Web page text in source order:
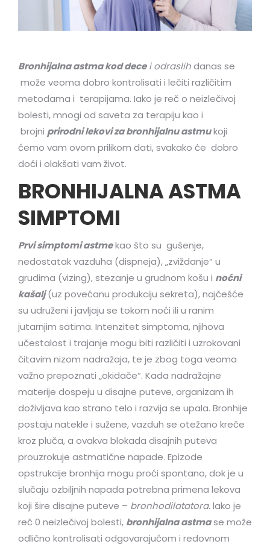
Bronhijalna astma kod decei odraslihdanas se
može veoma dobro kontrolisati i lečiti različitim
metodama i terapijama. Iako je reč o neizlečivoj
bolesti, mnogi od saveta za terapiju kao i
brojni prirodni lekovi za bronhijalnu astmukoji
ćemo vam ovom prilikom dati, svakako će dobro
doći i olakšati vam život.
BRONHIJALNA ASTMA
SIMPTOMI
Prvi simptomi astmekao što su gušenje,
nedostatak vazduha (dispneja), „zviždanje“ u
grudima (vizing), stezanje u grudnom košu i noćni
kašalj(uz povećanu produkciju sekreta), najčešće
su udruženi i javljaju se tokom noći ili u ranim
jutarnjim satima. Intenzitet simptoma, njihova
učestalost i trajanje mogu biti različiti i uzrokovani
čitavim nizom nadražaja, te je zbog toga veoma
važno prepoznati „okidače“. Kada nadražajne
materije dospeju u disajne puteve, organizam ih
doživljava kao strano telo i razvija se upala. Bronhije
postaju natekle i sužene, vazduh se otežano kreče
kroz pluča, a ovakva blokada disajnih puteva
prouzrokuje astmatične napade. Epizode
opstrukcije bronhija mogu proći spontano, dok je u
slučaju ozbiljnih napada potrebna primena lekova
koji šire disajne puteve – bronhodilatatora.lako je
reč 0 neizlečivoj bolesti, bronhijalna astmase može
odlično kontrolisati odgovarajućom i redovnom